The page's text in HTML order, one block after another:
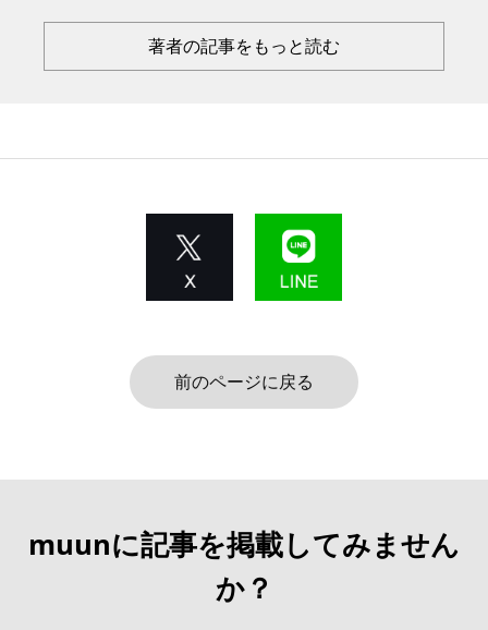
著者の記事をもっと読む
前のページに戻る
muunに記事を掲載してみません
か？